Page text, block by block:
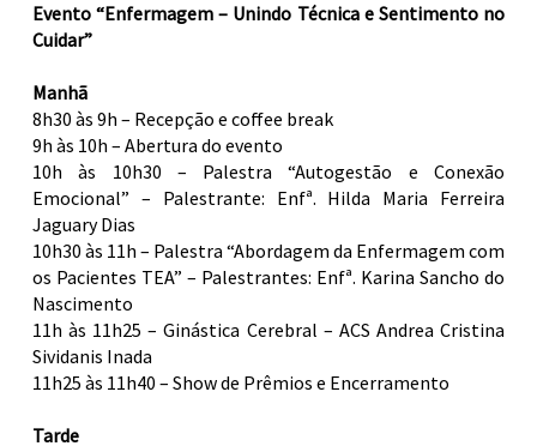
Evento “Enfermagem – Unindo Técnica e Sentimento no
Cuidar”
Manhã
8h30 às 9h – Recepção e coffee break
9h às 10h – Abertura do evento
10h às 10h30 – Palestra “Autogestão e Conexão
Emocional” – Palestrante: Enfª. Hilda Maria Ferreira
Jaguary Dias
10h30 às 11h – Palestra “Abordagem da Enfermagem com
os Pacientes TEA” – Palestrantes: Enfª. Karina Sancho do
Nascimento
11h às 11h25 – Ginástica Cerebral – ACS Andrea Cristina
Sividanis Inada
11h25 às 11h40 – Show de Prêmios e Encerramento
Tarde